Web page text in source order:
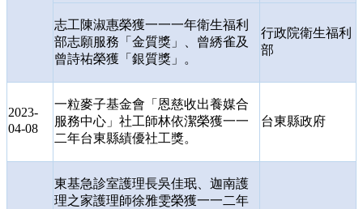
志工陳淑惠榮獲一一一年衛生福利
部志願服務「金質獎」、曾綉雀及
曾詩祐榮獲「銀質獎」。
行政院衛生福利
部
2023-
04-08
一粒麥子基金會「恩慈收出養媒合
服務中心」社工師林依潔榮獲一一
二年台東縣績優社工獎。
台東縣政府
東基急診室護理長吳佳珉、迦南護
理之家護理師徐雅雯榮獲一一二年